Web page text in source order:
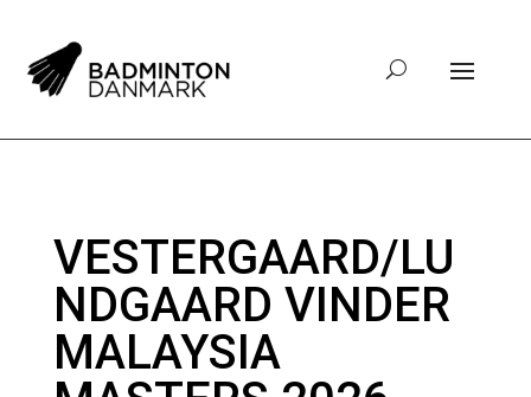
VESTERGAARD/LU
NDGAARD VINDER
MALAYSIA